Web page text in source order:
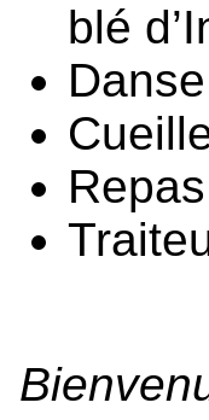
blé
Danse